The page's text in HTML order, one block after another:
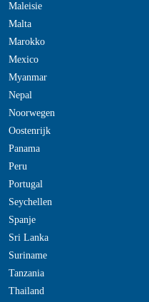
Maleisie
Malta
Marokko
Mexico
Myanmar
Nepal
Noorwegen
Oostenrijk
Panama
Peru
Portugal
Seychellen
Spanje
Sri Lanka
Suriname
Tanzania
Thailand